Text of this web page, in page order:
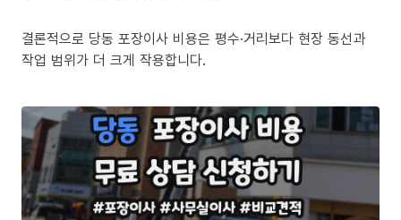
결론적으로 당동 포장이사 비용은 평수·거리보다 현장 동선과
작업 범위가 더 크게 작용합니다.